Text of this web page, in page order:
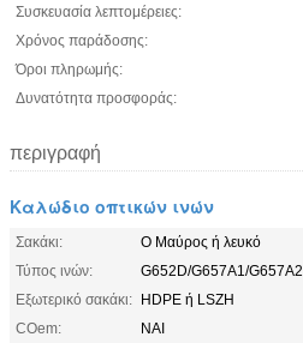
Συσκευασία λεπτομέρειες:
Χρόνος παράδοσης:
Όροι πληρωμής:
Δυνατότητα προσφοράς:
περιγραφή
Καλώδιο οπτικών ινών
Σακάκι:
Ο Μαύρος ή λευκό
Τύπος ινών:
G652D/G657A1/G657A2
Εξωτερικό σακάκι: HDPE ή LSZH
COem:
ΝΑΙ